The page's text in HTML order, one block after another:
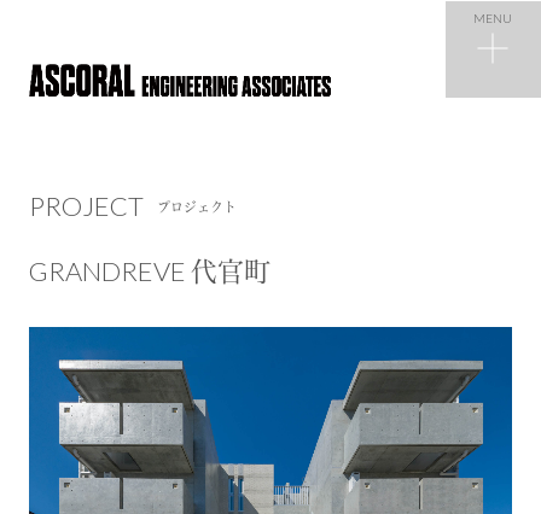
NEWS ニュース
COMPANY 会社概要
RECRUIT 採用情報
CONTACT お問い合わせ
MENU
PROJECT プロジェクト
GRANDREVE 代官町